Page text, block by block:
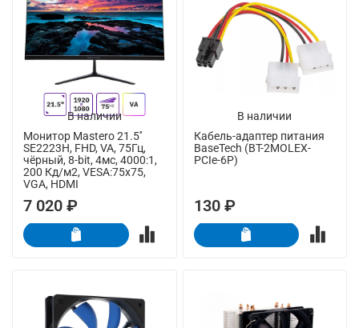
В наличии
Монитор Mastero 21.5''
SE2223H, FHD, VA, 75Гц,
чёрный, 8-bit, 4мс, 4000:1,
200 Кд/м2, VESA:75x75,
VGA, HDMI
7 020 ₽
В наличии
Кабель-адаптер питания
BaseTech (BT-2MOLEX-
PCIe-6P)
130 ₽